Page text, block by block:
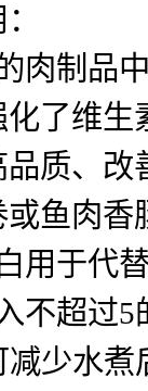
肉制品
了维
质、
鱼肉香
用于代
不超过
减少水